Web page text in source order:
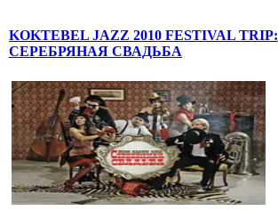
KOKTEBEL JAZZ 2010 FESTIVAL TRIP:
СЕРЕБРЯНАЯ СВАДЬБА